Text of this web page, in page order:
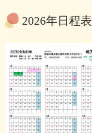
2026年日程表